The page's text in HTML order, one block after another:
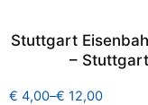
Stuttgart
–
€ 4,00–€ 12,00